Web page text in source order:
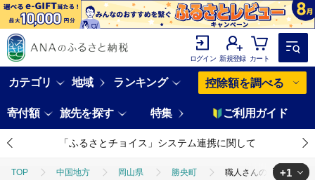
ログイン 新規登録 カート
カテゴリ 地域 ランキング 控除額を調べる
寄付額 旅先を探す 特集 ご利用ガイド
「ふるさとチョイス」システム連携に関して
TOP 中国地方 岡山県 勝央町 職人さんの手作り家具
+1